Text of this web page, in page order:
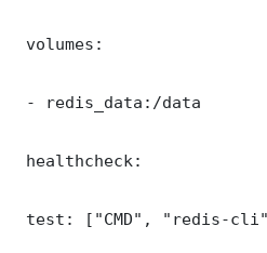
volumes:
- redis_data:/data
healthcheck:
test: ["CMD", "redis-